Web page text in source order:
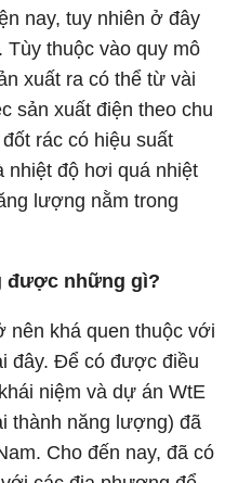
nay, tuy nhiên ở đây
Tùy thuộc vào quy mô
xuất ra có thể từ vài
sản xuất điện theo chu
rác có hiệu suất
nhiệt độ hơi quá nhiệt
lượng nằm trong
được những gì?
nên khá quen thuộc với
đây. Để có được điều
niệm và dự án WtE
thành năng lượng) đã
Cho đến nay, đã có